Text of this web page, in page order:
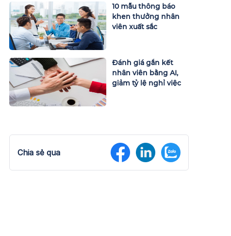
10 mẫu thông báo
khen thưởng nhân
viên xuất sắc
Đánh giá gắn kết
nhân viên bằng AI,
giảm tỷ lệ nghỉ việc
Chia sẻ qua